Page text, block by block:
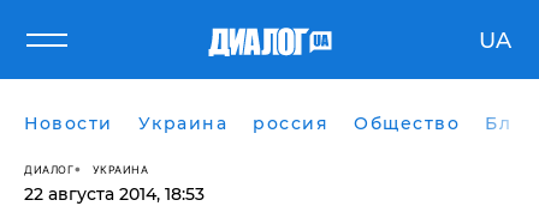
UA
Новости Украина россия Общество
ДИАЛОГ УКРАИНА
22 августа 2014, 18:53